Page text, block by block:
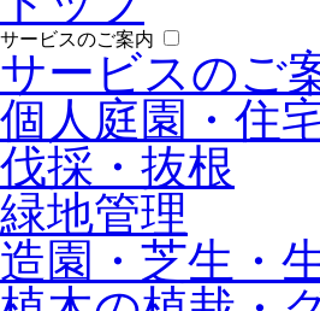
サービスのご案内
サービスのご
個人庭園・住
伐採・抜根
緑地管理
造園・芝生・